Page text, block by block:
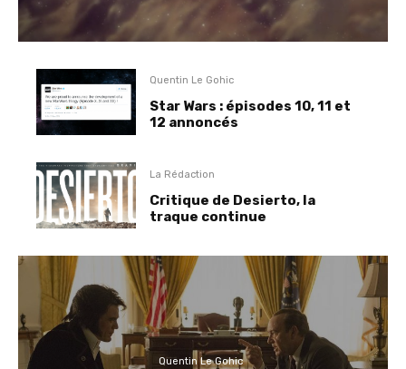
Quentin Le Gohic
Star Wars : épisodes 10, 11 et
12 annoncés
La Rédaction
Critique de Desierto, la
traque continue
Quentin Le Gohic